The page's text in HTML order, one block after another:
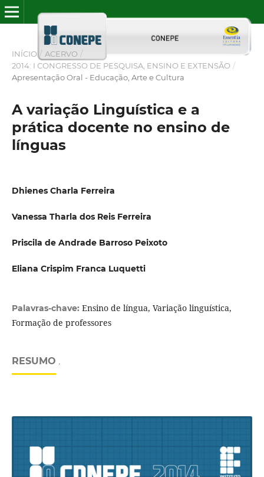
INÍCIO / ACERVO /
2014: I CONGRESSO DE PESQUISA, ENSINO E EXTENSÃO /
Apresentação Oral - Educação, Arte e Cultura
A variação Linguística e a
prática docente no ensino de
línguas
Dhienes Charla Ferreira
Vanessa Tharla dos Reis Ferreira
Priscila de Andrade Barroso Peixoto
Eliana Crispim Franca Luquetti
Palavras-chave: Ensino de língua, Variação linguística,
Formação de professores
RESUMO .